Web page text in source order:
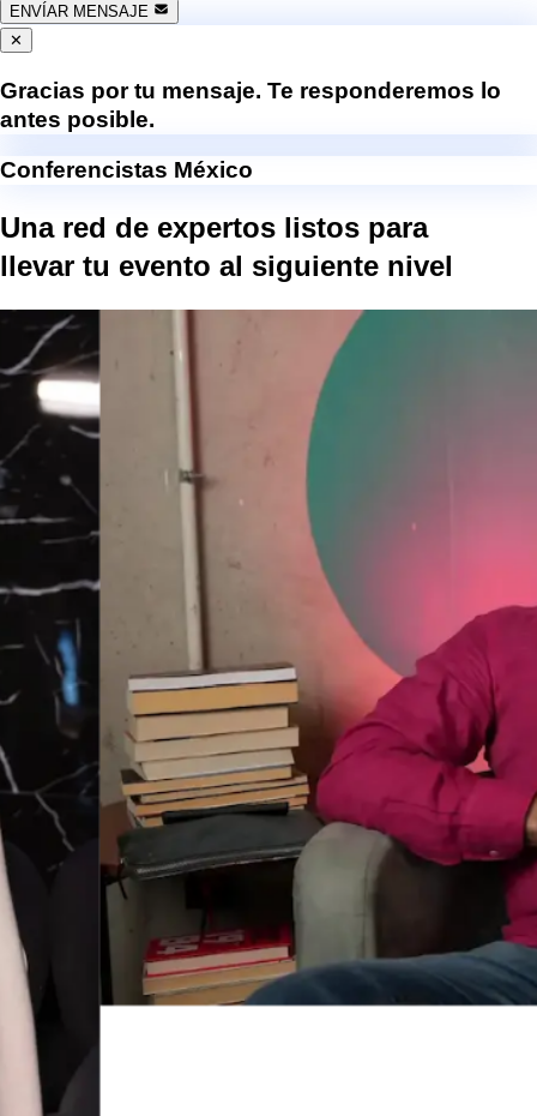
ENVÍAR MENSAJE
✕
Gracias por tu mensaje. Te responderemos lo
antes posible.
Conferencistas México
Una red de expertos listos para
llevar tu evento al siguiente nivel